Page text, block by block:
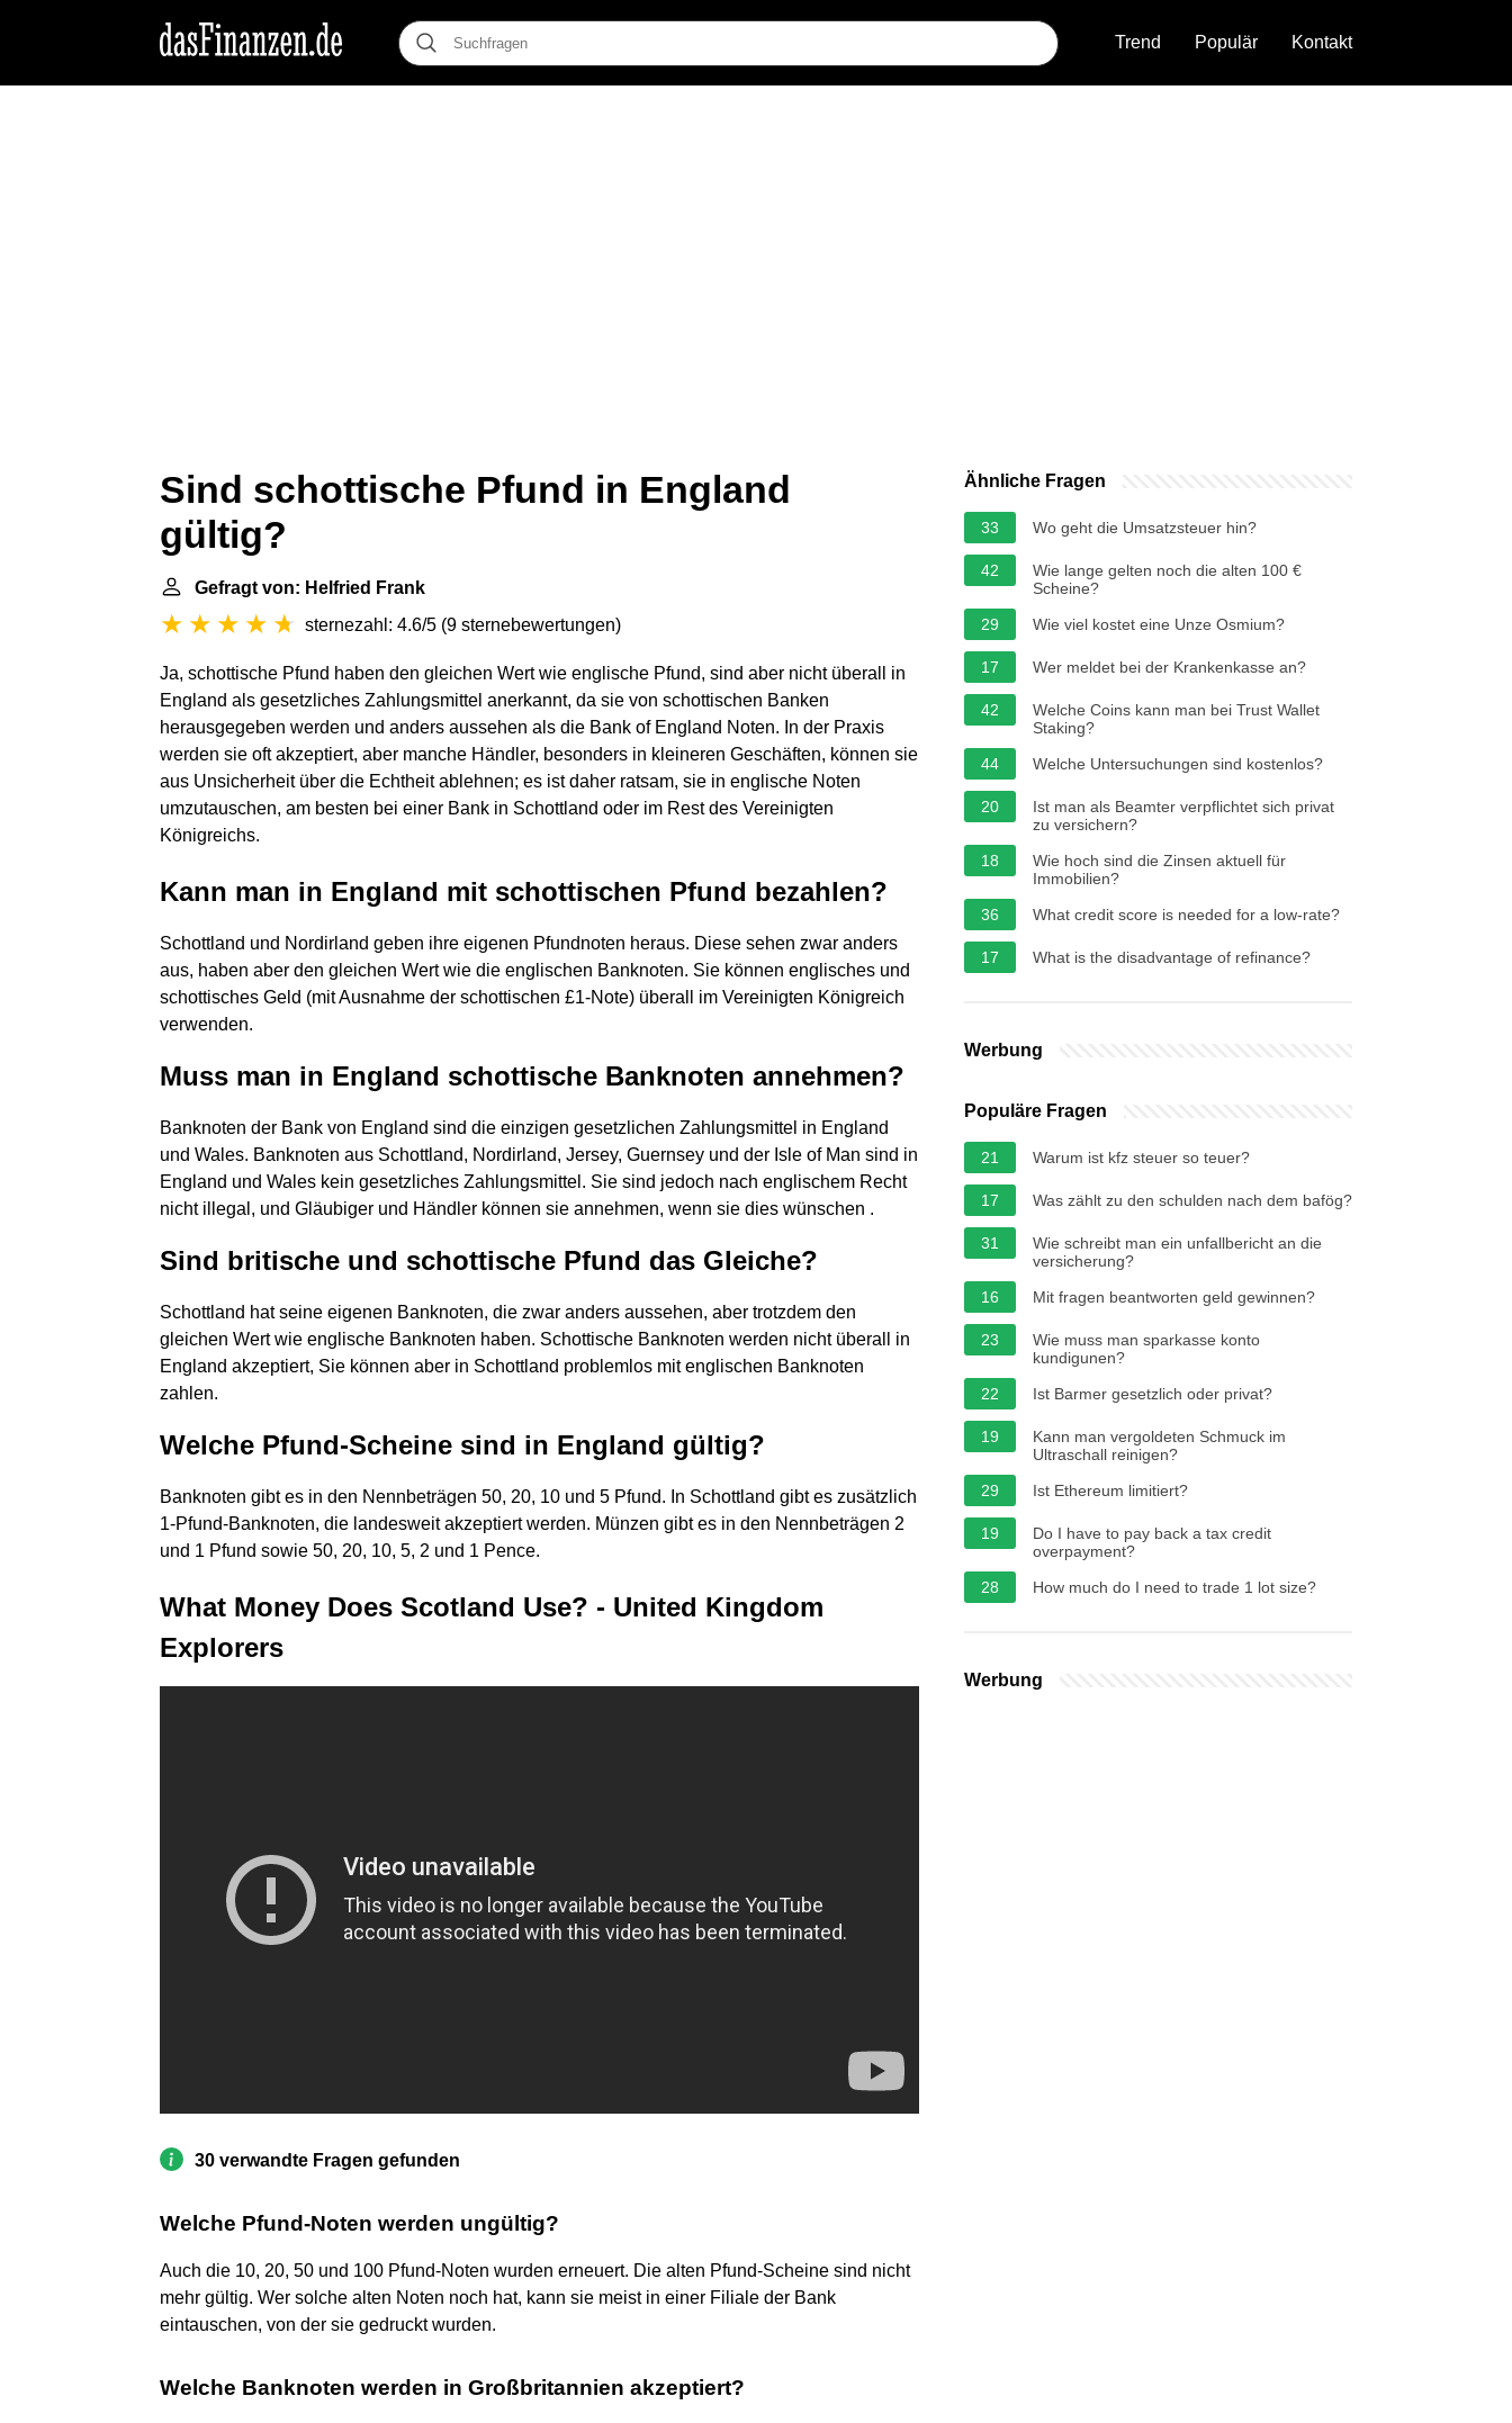
Trend Populär Kontakt
Sind schottische Pfund in England
gültig?
Gefragt von: Helfried Frank
sternezahl: 4.6/5 (9 sternebewertungen)
Ja, schottische Pfund haben den gleichen Wert wie englische Pfund, sind aber nicht überall in
England als gesetzliches Zahlungsmittel anerkannt, da sie von schottischen Banken
herausgegeben werden und anders aussehen als die Bank of England Noten. In der Praxis
werden sie oft akzeptiert, aber manche Händler, besonders in kleineren Geschäften, können sie
aus Unsicherheit über die Echtheit ablehnen; es ist daher ratsam, sie in englische Noten
umzutauschen, am besten bei einer Bank in Schottland oder im Rest des Vereinigten
Königreichs.
Kann man in England mit schottischen Pfund bezahlen?
Schottland und Nordirland geben ihre eigenen Pfundnoten heraus. Diese sehen zwar anders
aus, haben aber den gleichen Wert wie die englischen Banknoten. Sie können englisches und
schottisches Geld (mit Ausnahme der schottischen £1-Note) überall im Vereinigten Königreich
verwenden.
Muss man in England schottische Banknoten annehmen?
Banknoten der Bank von England sind die einzigen gesetzlichen Zahlungsmittel in England
und Wales. Banknoten aus Schottland, Nordirland, Jersey, Guernsey und der Isle of Man sind in
England und Wales kein gesetzliches Zahlungsmittel. Sie sind jedoch nach englischem Recht
nicht illegal, und Gläubiger und Händler können sie annehmen, wenn sie dies wünschen .
Sind britische und schottische Pfund das Gleiche?
Schottland hat seine eigenen Banknoten, die zwar anders aussehen, aber trotzdem den
gleichen Wert wie englische Banknoten haben. Schottische Banknoten werden nicht überall in
England akzeptiert, Sie können aber in Schottland problemlos mit englischen Banknoten
zahlen.
Welche Pfund-Scheine sind in England gültig?
Banknoten gibt es in den Nennbeträgen 50, 20, 10 und 5 Pfund. In Schottland gibt es zusätzlich
1-Pfund-Banknoten, die landesweit akzeptiert werden. Münzen gibt es in den Nennbeträgen 2
und 1 Pfund sowie 50, 20, 10, 5, 2 und 1 Pence.
What Money Does Scotland Use? - United Kingdom
Explorers
30 verwandte Fragen gefunden
Welche Pfund-Noten werden ungültig?
Auch die 10, 20, 50 und 100 Pfund-Noten wurden erneuert. Die alten Pfund-Scheine sind nicht
mehr gültig. Wer solche alten Noten noch hat, kann sie meist in einer Filiale der Bank
eintauschen, von der sie gedruckt wurden.
Welche Banknoten werden in Großbritannien akzeptiert?
Ähnliche Fragen
33 Wo geht die Umsatzsteuer hin?
42
Wie lange gelten noch die alten 100 €
Scheine?
29
Wie viel kostet eine Unze Osmium?
17 Wer meldet bei der Krankenkasse an?
42
Welche Coins kann man bei Trust Wallet
Staking?
44
Welche Untersuchungen sind kostenlos?
20
Ist man als Beamter verpflichtet sich privat
zu versichern?
18
Wie hoch sind die Zinsen aktuell für
Immobilien?
36
What credit score is needed for a low-rate?
17 What is the disadvantage of refinance?
Werbung
Populäre Fragen
21 Warum ist kfz steuer so teuer?
17 Was zählt zu den schulden nach dem bafög?
31
Wie schreibt man ein unfallbericht an die
versicherung?
16
Mit fragen beantworten geld gewinnen?
23
Wie muss man sparkasse konto
kundigunen?
22
Ist Barmer gesetzlich oder privat?
19
Kann man vergoldeten Schmuck im
Ultraschall reinigen?
29
Ist Ethereum limitiert?
19
Do I have to pay back a tax credit
overpayment?
28
How much do I need to trade 1 lot size?
Werbung